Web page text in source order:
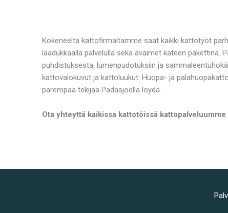
Kokeneelta kattofirmaltamme saat kaikki kattotyöt
laadukkaalla palvelulla sekä avaimet käteen
puhdistuksesta, lumenpudotuksiin ja
kattovalokuvut ja kattoluukut. Huopa- ja
parempaa tekijää Padasjoella löydä.
Ota yhteyttä kaikissa kattotöissä